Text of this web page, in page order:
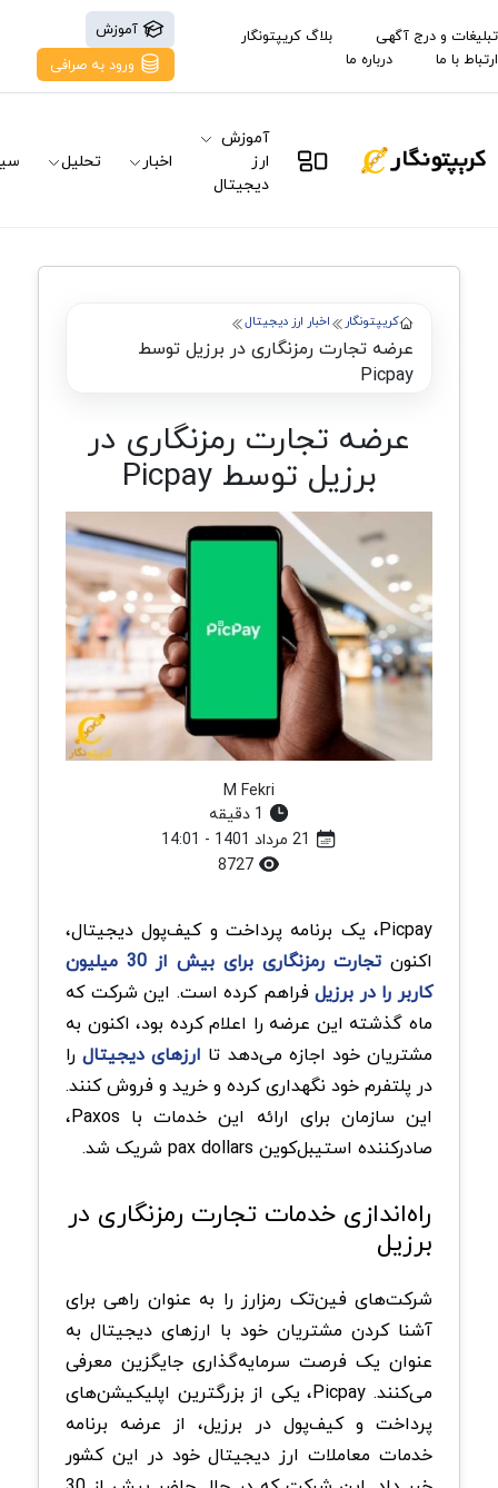
تبلیغات و درج آگهی
بلاگ کریپتونگار
ارتباط با ما
درباره ما
آموزش
ورود به صرافی
آموزش
ارز
دیجیتال
اخبار تحلیل
کریپتونگار اخبار ارز دیجیتال
عرضه تجارت رمزنگاری در برزیل توسط
Picpay
عرضه تجارت رمزنگاری در
برزیل توسط Picpay
M Fekri
Picpay، یک برنامه پرداخت و کیف‌پول دیجیتال،
اکنون
تجارت رمزنگاری برای بیش از 30 میلیون
کاربر را در برزیل فراهم کرده است. این شرکت که
ماه گذشته این عرضه را اعلام کرده بود، اکنون به
مشتریان خود اجازه می‌دهد تا ارزهای دیجیتالرا
در پلتفرم خود نگهداری کرده و خرید و فروش کنند.
این سازمان برای ارائه این خدمات با Paxos،
صادرکننده استیبل‌کوین pax dollars شریک شد.
راه‌اندازی خدمات تجارت رمزنگاری در
برزیل
شرکت‌های فین‌تک رمزارز را به عنوان راهی برای
آشنا کردن مشتریان خود با ارزهای دیجیتال به
عنوان یک فرصت سرمایه‌گذاری جایگزین معرفی
می‌کنند. Picpay، یکی از بزرگترین اپلیکیشن‌های
پرداخت و کیف‌پول در برزیل، از عرضه برنامه
خدمات معاملات ارز دیجیتال خود در این کشور